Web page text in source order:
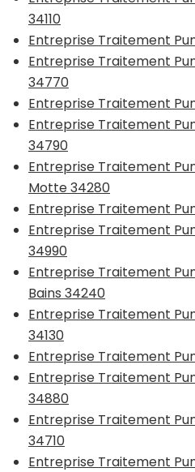
34110
Entreprise Traitement
Entreprise Traitement
34770
Entreprise Traitement
Entreprise Traitement
34790
Entreprise Traitement
Motte 34280
Entreprise Traitement
Entreprise Traitement
34990
Entreprise Traitement
Bains 34240
Entreprise Traitement
34130
Entreprise Traitement
Entreprise Traitement
34880
Entreprise Traitement
34710
Entreprise Traitement